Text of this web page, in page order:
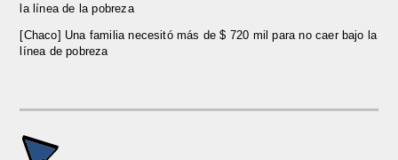
la línea de la pobreza
[Chaco] Una familia necesitó más de $ 720 mil para no caer bajo la
línea de pobreza